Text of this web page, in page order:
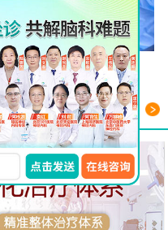
更多